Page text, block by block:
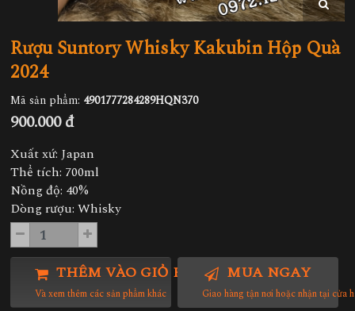
Rượu Suntory Whisky Kakubin Hộp Quà
2024
Mã sản phẩm: 4901777284289HQN370
900.000 đ
Xuất xứ: Japan
Thể tích: 700ml
Nồng độ: 40%
Dòng rượu: Whisky
THÊM VÀO GIỎ HÀNG
Và xem thêm các sản phẩm khác
MUA NGAY
Giao hàng tận nơi hoặc nhận tại cửa